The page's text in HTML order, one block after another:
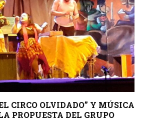
CIRCO OLVIDADO” Y MÚSICA
PROPUESTA DEL GRUPO